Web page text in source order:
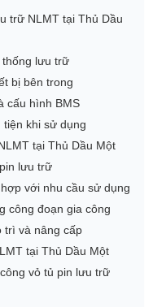
trữ NLMT tại Thủ Dầu
thống lưu trữ
bị bên trong
cấu hình BMS
tiện khi sử dụng
tại Thủ Dầu Một
lưu trữ
với nhu cầu sử dụng
công đoạn gia công
trì và nâng cấp
tại Thủ Dầu Một
vỏ tủ pin lưu trữ